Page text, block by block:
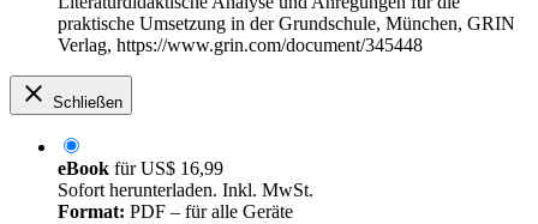
praktische Umsetzung in der Grundschule, München, GRIN
Verlag, https://www.grin.com/document/345448
Schließen
eBook fürUS$ 16,99
Sofort herunterladen. Inkl. MwSt.
Format: PDF – für alle Geräte